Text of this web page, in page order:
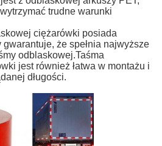
trudne warunki
ciężarówki posiada
że spełnia najwyższe
odblaskowej.Taśma
jest również łatwa w montażu i
długości.